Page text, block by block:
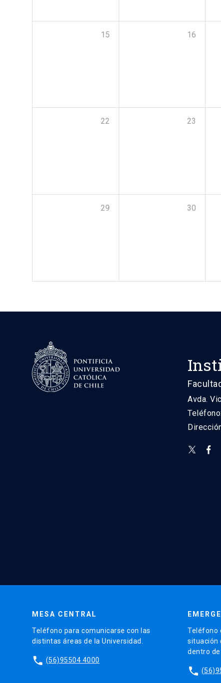
15 16
22 23
29 30
Avda.
MESA CENTRAL
Teléfono para comunicarse con las
distintas áreas de la Universidad.
phone (56)95504 4000
Teléfono
situación
dentro de
phone